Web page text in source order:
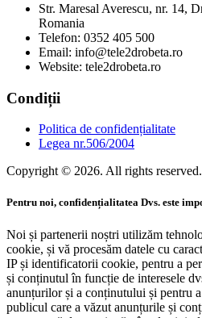
Str. Maresal Averescu, nr. 14,
Romania
Telefon: 0352 405 500
Email: info@tele2drobeta.ro
Website: tele2drobeta.ro
Condiții
Politica de confidențialitate
Legea nr.506/2004
Copyright © 2026. All rights
Pentru noi, confidențialitatea Dvs. este
Noi și partenerii noștri utilizăm
cookie, și vă procesăm datele cu
IP și identificatorii cookie, pentru a
și conținutul în funcție de interesele
anunțurilor și a conținutului și pentru
publicul care a văzut anunțurile și